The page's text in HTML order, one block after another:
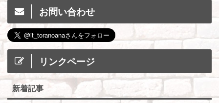
お問い合わせ
リンクページ
新着記事